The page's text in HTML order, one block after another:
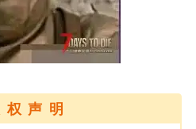
联机招募
具
作弊模组，
声明